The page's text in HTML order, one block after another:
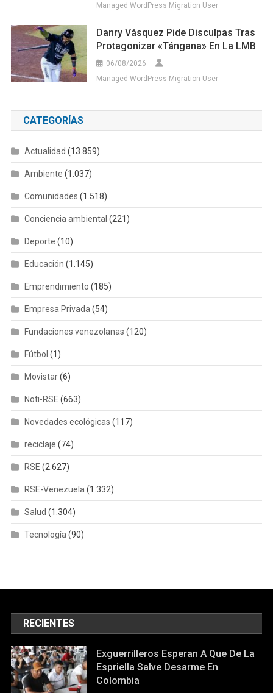
Managed WordPress Migration User
Danry Vásquez Pide Disculpas Tras
Protagonizar «tángana» En La LMB
06/08/2026
Managed WordPress Migration User
CATEGORÍAS
Actualidad (13.859)
Ambiente (1.037)
Comunidades (1.518)
Conciencia ambiental (221)
Deporte (10)
Educación (1.145)
Emprendimiento (185)
Empresa Privada (54)
Fundaciones venezolanas (120)
Fútbol (1)
Movistar(6)
Noti-RSE (663)
Novedades ecológicas (117)
reciclaje (74)
RSE (2.627)
RSE-Venezuela (1.332)
Salud (1.304)
Tecnología (90)
RECIENTES
Exguerrilleros Esperan A Que De La
Espriella Salve Desarme En
Colombia